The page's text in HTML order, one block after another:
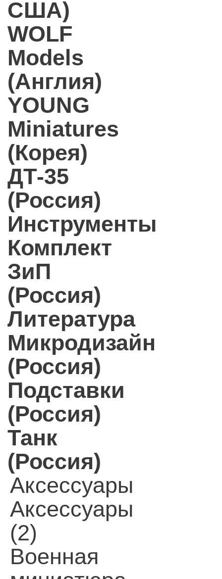
США)
WOLF
Models
(Англия)
YOUNG
Miniatures
(Корея)
ДТ-35
(Россия)
Инструменты
Комплект
ЗиП
(Россия)
Литература
Микродизайн
(Россия)
Подставки
(Россия)
Танк
(Россия)
Аксессуары
Аксессуары
(2)
Военная